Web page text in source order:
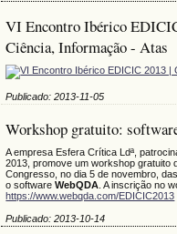
VI Encontro Ibérico
Ciência, Informação - Atas
Publicado: 2013-11-05
Workshop gratuito:
A empresa Esfera Crítica Ldª,
2013, promove um workshop gratuito
Congresso, no dia 5 de novembro,
o softwareWebQDA . A inscrição no
https://www.webqda.com/EDICIC2013
Publicado: 2013-10-14